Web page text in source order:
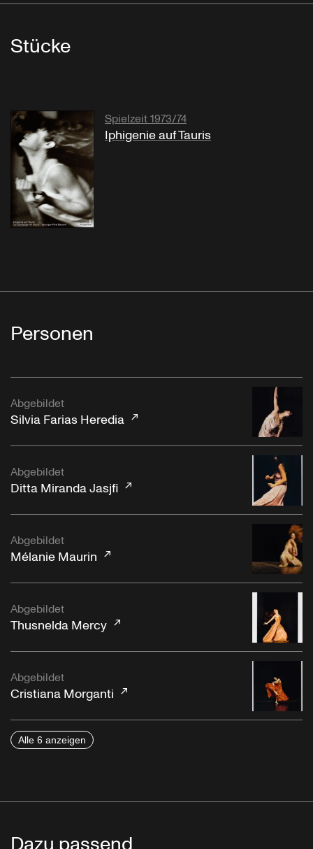
Stücke
Spielzeit 1973/74
Iphigenie auf Tauris
Personen
Abgebildet
Silvia Farias Heredia
Abgebildet
Ditta Miranda Jasjfi
Abgebildet
Mélanie Maurin
Abgebildet
Thusnelda Mercy
Abgebildet
Cristiana Morganti
Alle 6 anzeigen